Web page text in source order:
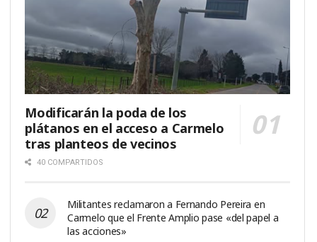
Modificarán la poda de los
plátanos en el acceso a Carmelo
tras planteos de vecinos
40 COMPARTIDOS
Militantes reclamaron a Fernando Pereira en
Carmelo que el Frente Amplio pase «del papel a
las acciones»